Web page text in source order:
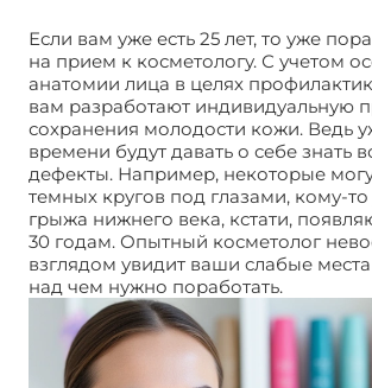
Если вам уже есть 25 лет, то уже
на прием к косметологу. С учетом
анатомии лица в целях
вам разработают индивидуальную
сохранения молодости кожи. Ведь
времени будут давать о себе знать
дефекты. Например, некоторые
темных кругов под глазами, кому-
грыжа нижнего века, кстати,
30 годам. Опытный косметолог
взглядом увидит ваши слабые
над чем нужно поработать.